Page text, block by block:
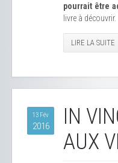
pourrait être
livre à découvrir.
LIRE LA SUITE
13 Fév
2016
IN
AUX